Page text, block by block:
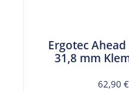
Ergotec Ahead
31,8 mm
62,90